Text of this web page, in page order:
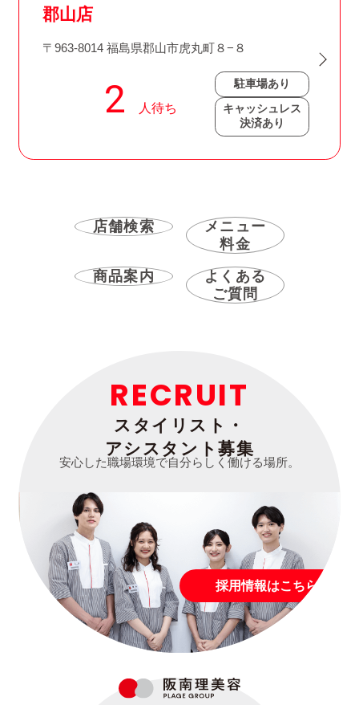
郡山店
〒963-8014 福島県郡山市虎丸町８−８
駐車場あり
キャッシュレス
決済あり
店舗検索
メニュー
料金
商品案内
よくある
ご質問
RECRUIT
スタイリスト・
アシスタント募集
安心した職場環境で自分らしく働ける場所。
採用情報はこちら